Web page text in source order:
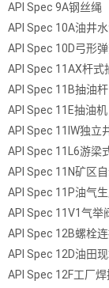
API Spec 9A钢丝绳
API Spec 10A油井
API Spec 10D弓形
API Spec 11AX杆式
API Spec 11B抽油杆
API Spec 11E抽油机
API Spec 11IW独立
API Spec 11L6游梁
API Spec 11N矿区
API Spec 11P油气
API Spec 11V1气举
API Spec 12B螺栓
API Spec 12D油田
API Spec 12F工厂